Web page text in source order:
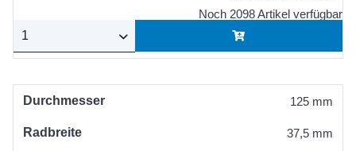
Noch 2098 Artikel verfügbar
Durchmesser 125 mm
Radbreite 37,5 mm